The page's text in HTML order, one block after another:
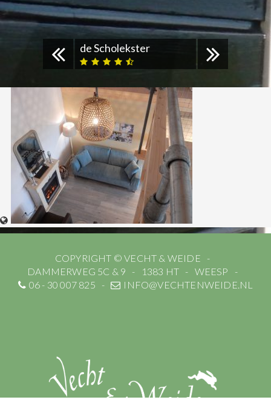
de Scholekster
COPYRIGHT © VECHT & WEIDE
DAMMERWEG 5C & 9
1383 HT
WEESP
06 - 30 007 825
INFO@VECHTENWEIDE.NL